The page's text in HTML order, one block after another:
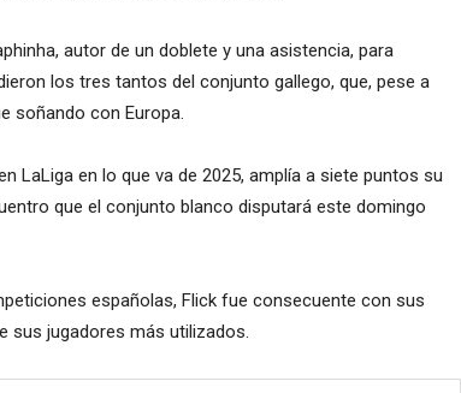
autor de un doblete y una asistencia, para
los tres tantos del conjunto gallego, que, pese a
soñando con Europa.
LaLiga en lo que va de 2025, amplía a siete puntos su
que el conjunto blanco disputará este domingo
españolas, Flick fue consecuente con sus
sus jugadores más utilizados.